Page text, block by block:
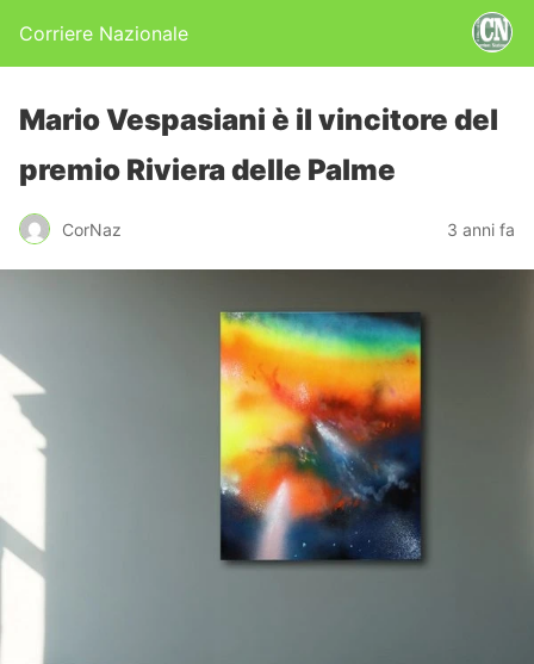
Corriere Nazionale
Mario Vespasiani è il vincitore del
premio Riviera delle Palme
CorNaz 3 anni fa